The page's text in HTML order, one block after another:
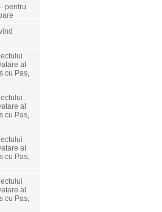
pentru
al
cu Pas,
al
cu Pas,
al
cu Pas,
al
cu Pas,